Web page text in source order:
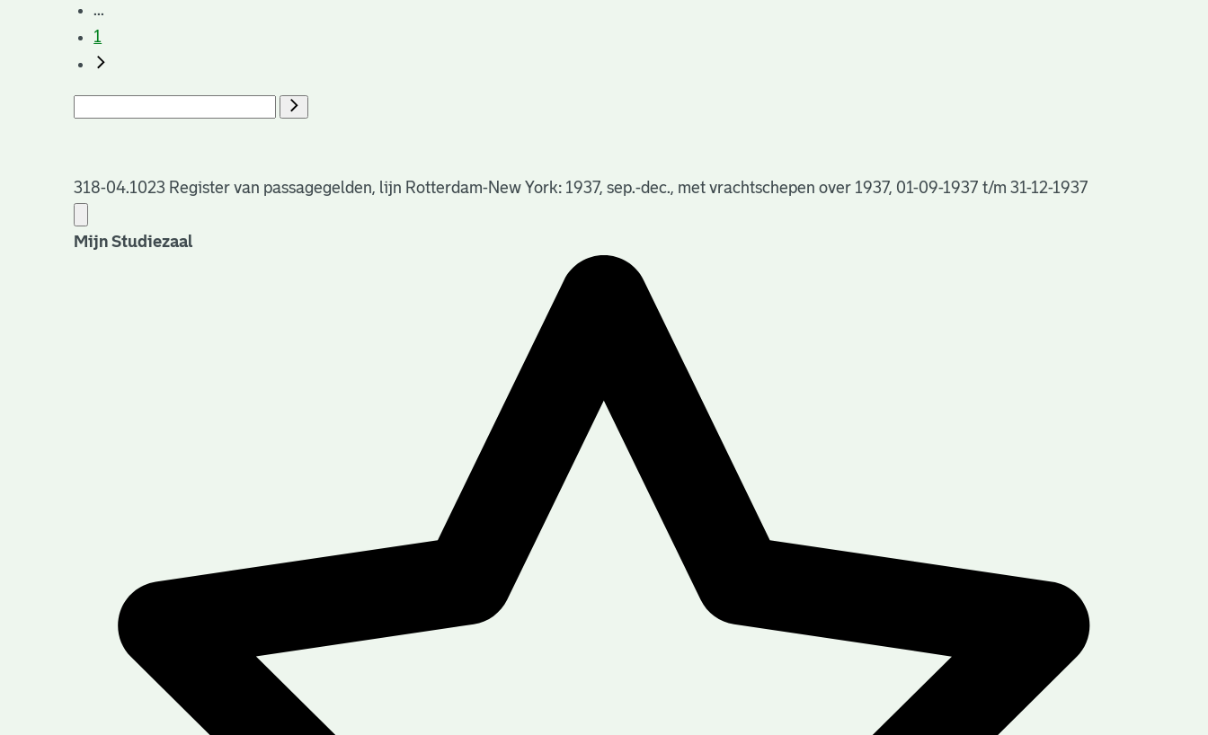
...
1
318-04.1023 Register van passagegelden, lijn Rotterdam-New York: 1937, sep.-dec., met vrachtschepen over 1937, 01-09-1937 t/m 31-12-1937
Mijn Studiezaal